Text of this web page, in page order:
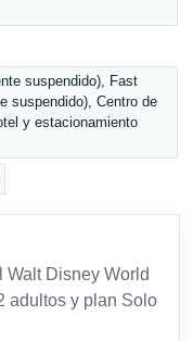
suspendido), Fast
suspendido), Centro de
y estacionamiento
Walt Disney World
adultos y plan Solo